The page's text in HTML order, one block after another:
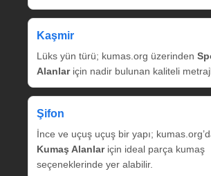
Kaşmir
Lüks yün türü; kumas.org üzerinden
Alanlariçin nadir bulunan kaliteli
Şifon
İnce ve uçuş uçuş bir yapı;
Kumaş Alanlariçin ideal parça kumaş
seçeneklerinde yer alabilir.